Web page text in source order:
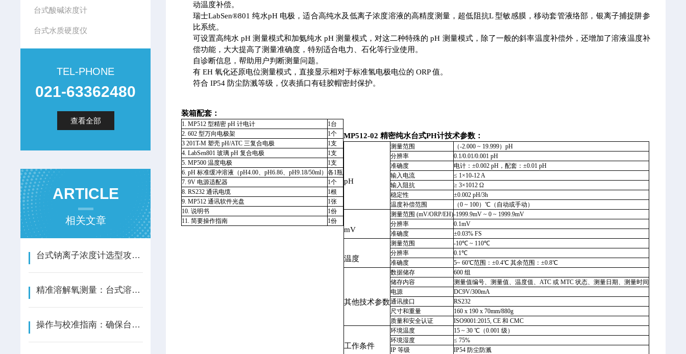
台式酸碱浓度计
台式水质硬度仪
TEL-PHONE
021-63362480
查看全部
ARTICLE
相关文章
台式钠离子浓度计选型攻略：算准ppb与ppm，避开“精度陷阱”
精准溶解氧测量：台式溶解氧仪选购的关键技术解析
操作与校准指南：确保台式钙离子浓度计测量准确性的关键步骤
动温度补偿。
瑞士LabSen®801 纯水pH 电极，适合高纯水及低离子浓度溶液的高精度测量，超低阻抗L 型敏感膜，移动套管液络部，银离子捕捉阱参
比系统。
可设置高纯水 pH 测量模式和加氨纯水 pH 测量模式，对这二种特殊的 pH 测量模式，除了一般的斜率温度补偿外，还增加了溶液温度补
偿功能，大大提高了测量准确度，特别适合电力、石化等行业使用。
自诊断信息，帮助用户判断测量问题。
有 EH 氧化还原电位测量模式，直接显示相对于标准氢电极电位的 ORP 值。
符合 IP54 防尘防溅等级，仪表插口有硅胶帽密封保护。
装箱配套：
1. MP512 型精密 pH 计电计
1台
2. 602 型万向电极架
1个
3 201T-M 塑壳 pH/ATC 三复合电极
1支
4. LabSen801 玻璃 pH 复合电极
1支
5. MP500 温度电极
1支
6. pH 标准缓冲溶液（pH4.00、pH6.86、pH9.18/50ml） 各1瓶
7. 9V 电源适配器
1个
8. RS232 通讯电缆
1根
9. MP512 通讯软件光盘
1张
10. 说明书
1份
11. 简要操作指南
1份
MP512-02 精密纯水台式PH计技术参数：
pH
测量范围
（-2.000 ~ 19.999）pH
分辨率
0.1/0.01/0.001 pH
准确度
电计：±0.002 pH，配套：±0.01 pH
输入电流
≤ 1×10-12 A
输入阻抗
≥ 3×1012 Ω
稳定性
±0.002 pH/3h
温度补偿范围
（0 ~ 100）℃（自动或手动）
mV
测量范围 (mV/ORP/EH)-1999.9mV ~ 0 ~ 1999.9mV
分辨率
0.1mV
准确度
±0.03% FS
温度
测量范围
-10℃ ~ 110℃
分辨率
0.1℃
准确度
5~ 60℃范围：±0.4℃ 其余范围：±0.8℃
其他技术参数
数据储存
600 组
储存内容
测量值编号、测量值、温度值、ATC 或 MTC 状态、测量日期、测量时间
电源
DC9V/300mA
通讯接口
RS232
尺寸和重量
160 x 190 x 70mm/880g
质量和安全认证
ISO9001:2015, CE 和 CMC
工作条件
环境温度
15 ~ 30 ℃（0.001 级）
环境湿度
≤ 75%
IP 等级
IP54 防尘防溅